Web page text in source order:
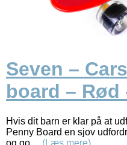
Seven –
board – Rød
Hvis dit barn er klar på at
Penny Board en sjov
og go… (Læs mere)